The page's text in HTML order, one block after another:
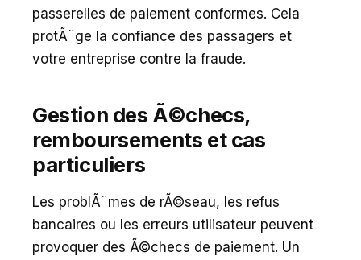
passerelles de paiement conformes. Cela
protÃ¨ge la confiance des passagers et
votre entreprise contre la fraude.
Gestion des Ã©checs,
remboursements et cas
particuliers
Les problÃ¨mes de rÃ©seau, les refus
bancaires ou les erreurs utilisateur peuvent
provoquer des Ã©checs de paiement. Un